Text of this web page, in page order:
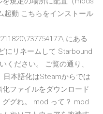
起動 こちらをインストール
にある
にリネームして Starbound
ください。 ご覧の通り、
日本語化はSteamからでは
ファイルをダウンロード
グれ。 mod って？ mod